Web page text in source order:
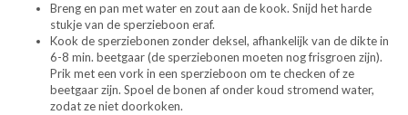
Breng en pan met water en zout aan de kook. Snijd het harde
stukje van de sperzieboon eraf.
Kook de sperziebonen zonder deksel, afhankelijk van de dikte in
6-8 min. beetgaar (de sperziebonen moeten nog frisgroen zijn).
Prik met een vork in een sperzieboon om te checken of ze
beetgaar zijn. Spoel de bonen af onder koud stromend water,
zodat ze niet doorkoken.